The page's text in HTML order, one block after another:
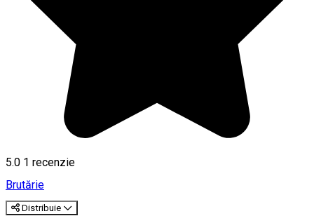
5.0 1 recenzie
Brutărie
Distribuie